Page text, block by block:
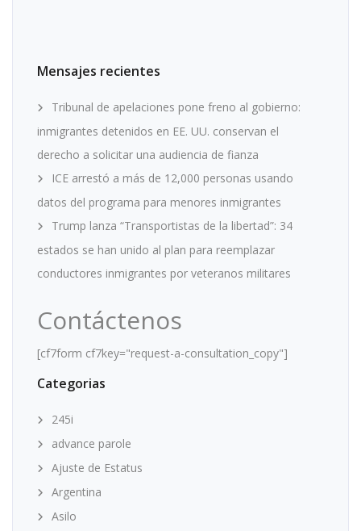
Mensajes recientes
Tribunal de apelaciones pone freno al gobierno:
inmigrantes detenidos en EE. UU. conservan el
derecho a solicitar una audiencia de fianza
ICE arrestó a más de 12,000 personas usando
datos del programa para menores inmigrantes
Trump lanza “Transportistas de la libertad”: 34
estados se han unido al plan para reemplazar
conductores inmigrantes por veteranos militares
Contáctenos
[cf7form cf7key="request-a-consultation_copy"]
Categorias
245i
advance parole
Ajuste de Estatus
Argentina
Asilo